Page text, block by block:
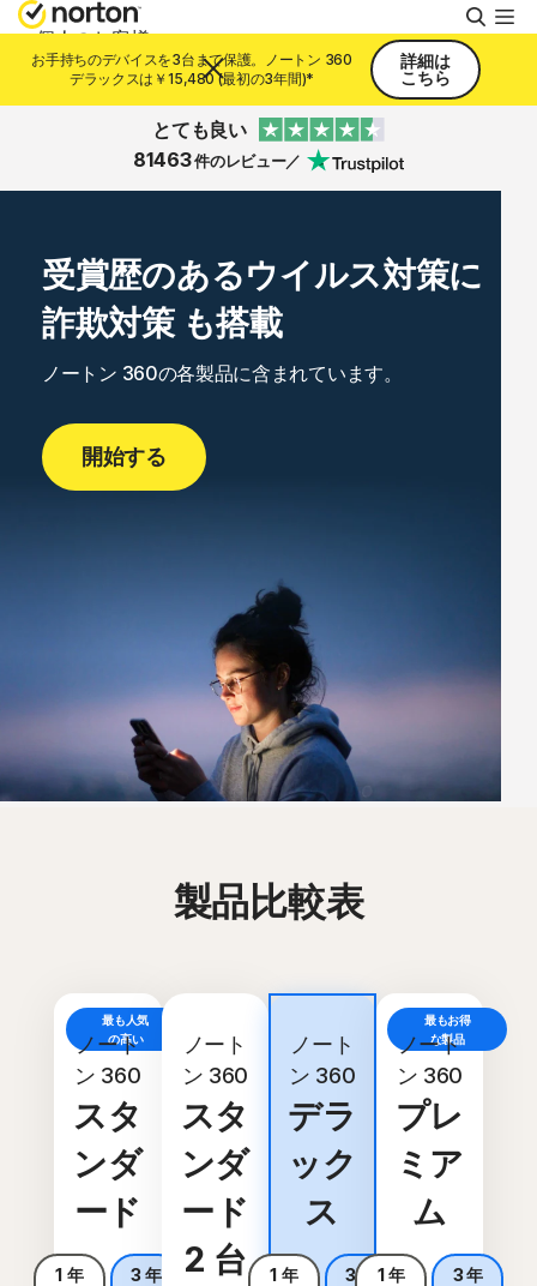
検
索
個人のお客様
リソース
サポート
日本
お手持ちのデバイスを3台まで保護。ノートン 360
デラックスは￥15,480 (最初の3年間)*
詳細は
こちら
とても良い
81463件のレビュー／
受賞歴のあるウイルス対策に
詐欺対策 も搭載
ノートン 360の各製品に含まれています。
開始する
製品比較表
最も人気
の高い
ノート
ン 360
スタ
ンダ
ード
1 年
3 年
ノート
ン 360
スタ
ンダ
ード
2 台
お買い得
ノート
ン 360
デラ
ック
ス
1 年
3 年
最もお得
な製品
ノート
ン 360
プレ
ミア
ム
1 年
3 年